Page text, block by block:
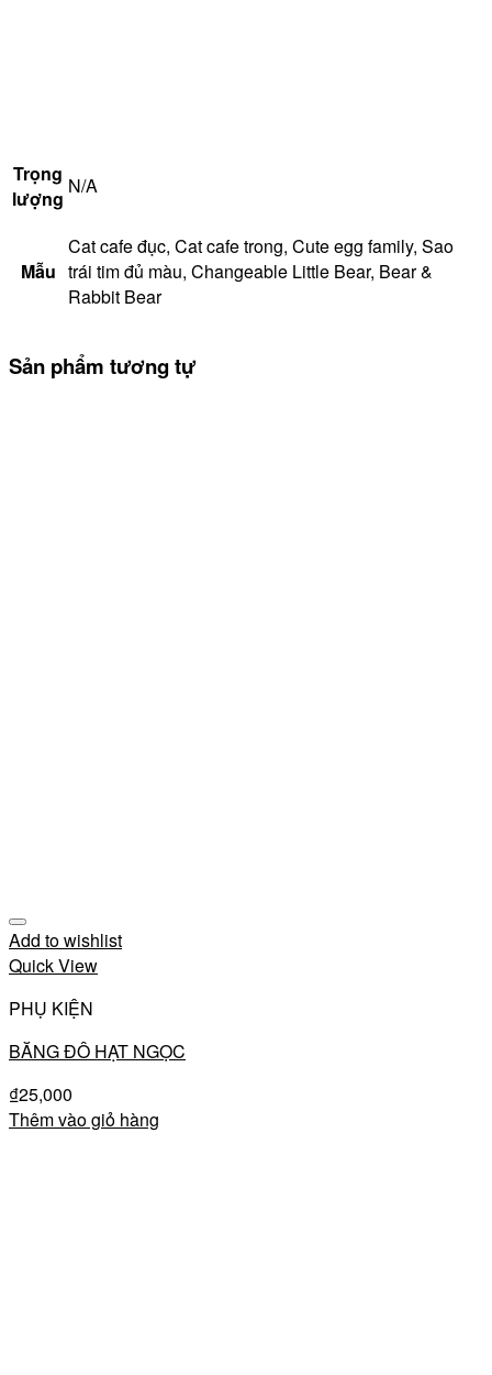
Trọng
lượng
N/A
Mẫu
Cat cafe đục, Cat cafe trong, Cute egg family, Sao
trái tim đủ màu, Changeable Little Bear, Bear &
Rabbit Bear
Sản phẩm tương tự
Add to wishlist
Quick View
PHỤ KIỆN
BĂNG ĐÔ HẠT NGỌC
₫25,000
Thêm vào giỏ hàng